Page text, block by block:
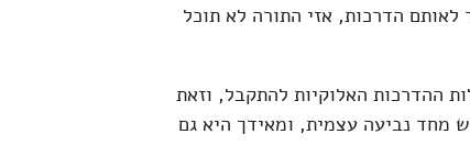
הדרכות, אזי התורה לא תוכל
ההדרכות האלוקיות להתקבל, וזאת
מחד נביעה עצמית, ומאידך היא גם